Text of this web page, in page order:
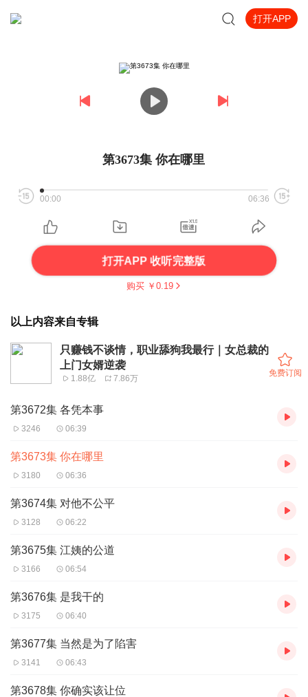
打开APP
第3673集 你在哪里
00:00 06:36
打开APP 收听完整版
购买 ￥ 0.19
以上内容来自专辑
只赚钱不谈情，职业舔狗我最行｜女总裁的
上门女婿逆袭
1.88亿 7.86万
免费订阅
第3672集 各凭本事
3246 06:39
第3673集 你在哪里
3180 06:36
第3674集 对他不公平
3128 06:22
第3675集 江姨的公道
3166 06:54
第3676集 是我干的
3175 06:40
第3677集 当然是为了陷害
3141 06:43
第3678集 你确实该让位